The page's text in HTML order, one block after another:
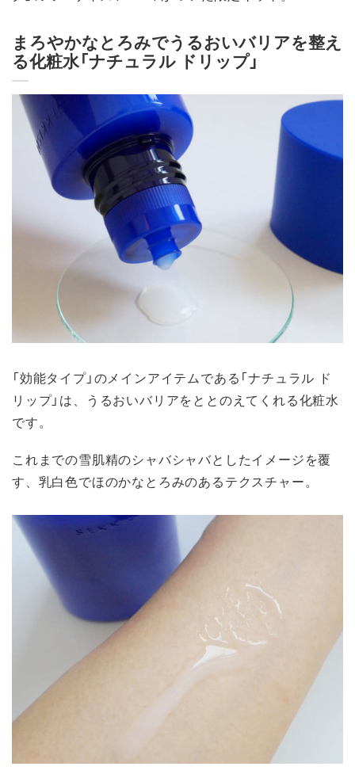
まろやかなとろみでうるおいバリアを整え
る化粧水「ナチュラル ドリップ」
「効能タイプ」のメインアイテムである「ナチュラル ド
リップ」は、うるおいバリアをととのえてくれる化粧水
です。
これまでの雪肌精のシャバシャバとしたイメージを覆
す、乳白色でほのかなとろみのあるテクスチャー。